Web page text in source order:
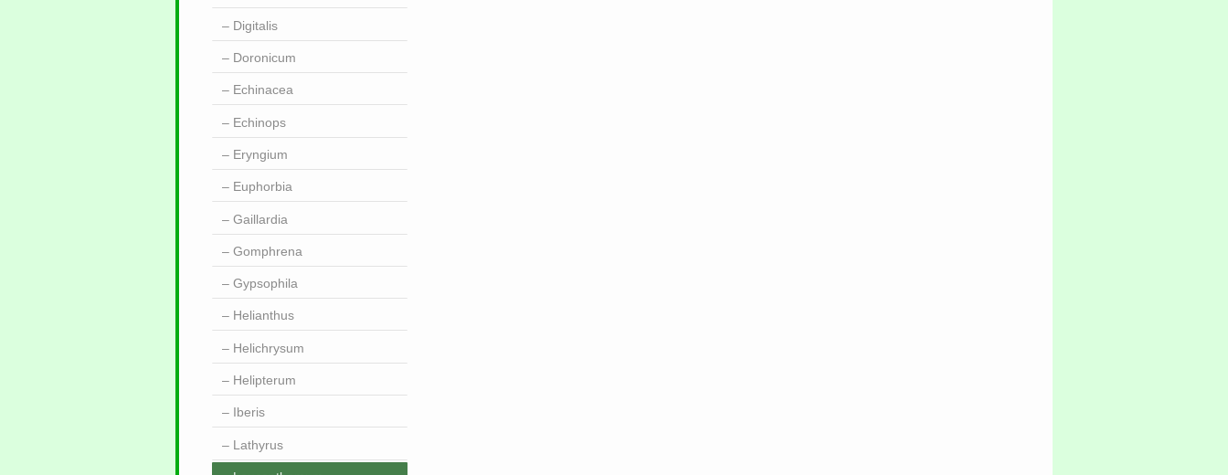
Digitalis
Doronicum
Echinacea
Echinops
Eryngium
Euphorbia
Gaillardia
Gomphrena
Gypsophila
Helianthus
Helichrysum
Helipterum
Iberis
Lathyrus